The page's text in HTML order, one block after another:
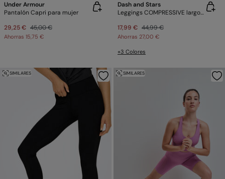
Under Armour
Pantalón Capri para mujer
29,25 € 45,00 €
Ahorras 15,75 €
Dash and Stars
Leggings COMPRESSIVE largo verde
17,99 € 44,99 €
Ahorras 27,00 €
+3 Colores
SIMILARES SIMILARES